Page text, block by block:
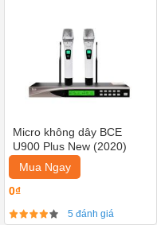
Micro không dây BCE
U900 Plus New (2020)
Mua Ngay
0₫
5 đánh giá